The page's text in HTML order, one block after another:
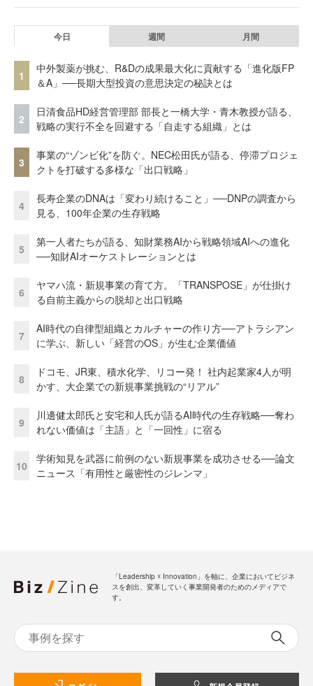
今日 週間 月間
1
中外製薬が挑む、R&Dの成果最大化に貢献する「進化版FP
＆A」──長期大型投資の意思決定の秘訣とは
2
日清食品HD経営管理部 部長と一橋大学・青木教授が語る、
戦略の実行不全を回避する「自走する組織」とは
3
事業の“ゾンビ化”を防ぐ。NEC松田氏が語る、停滞プロジェ
クトを打破する多様な「出口戦略」
4
長寿企業のDNAは「変わり続けること」──DNPの調査から
見る、100年企業の生存戦略
5
第一人者たちが語る、知財業務AIから戦略領域AIへの進化
──知財AIオーケストレーションとは
6
ヤマハ流・新規事業の育て方。「TRANSPOSE」が仕掛け
る自前主義からの脱却と出口戦略
7
AI時代の自律型組織とカルチャーの作り方──アトラシアン
に学ぶ、新しい「経営のOS」が生む企業価値
8
ドコモ、JR東、積水化学、リコー発！ 社内起業家4人が明
かす、大企業での新規事業挑戦の“リアル”
9
川邊健太郎氏と安宅和人氏が語るAI時代の生存戦略──奪わ
れない価値は「主語」と「一回性」に宿る
10
学術知見を武器に前例のない新規事業を成功させる──論文
ニュース「有用性と厳密性のジレンマ」
「Leadership ☓ Innovation」を軸に、企業においてビジネ
スを創出、変革していく事業開発者のためのメディアで
す。